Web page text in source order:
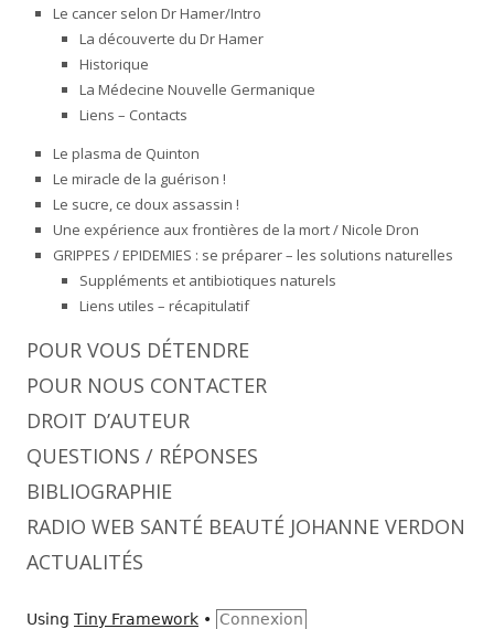
Le cancer selon Dr Hamer/Intro
La découverte du Dr Hamer
Historique
La Médecine Nouvelle Germanique
Liens – Contacts
Le plasma de Quinton
Le miracle de la guérison !
Le sucre, ce doux assassin !
Une expérience aux frontières de la mort / Nicole Dron
GRIPPES / EPIDEMIES : se préparer – les solutions naturelles
Suppléments et antibiotiques naturels
Liens utiles – récapitulatif
POUR VOUS DÉTENDRE
POUR NOUS CONTACTER
DROIT D’AUTEUR
QUESTIONS / RÉPONSES
BIBLIOGRAPHIE
RADIO WEB SANTÉ BEAUTÉ JOHANNE VERDON
ACTUALITÉS
Using Tiny Framework • Connexion